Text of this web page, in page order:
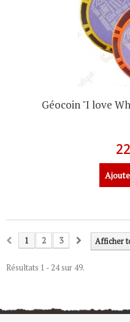
Géocoin "I love
Afficher
1 2 3
Résultats 1 - 24 sur 49.